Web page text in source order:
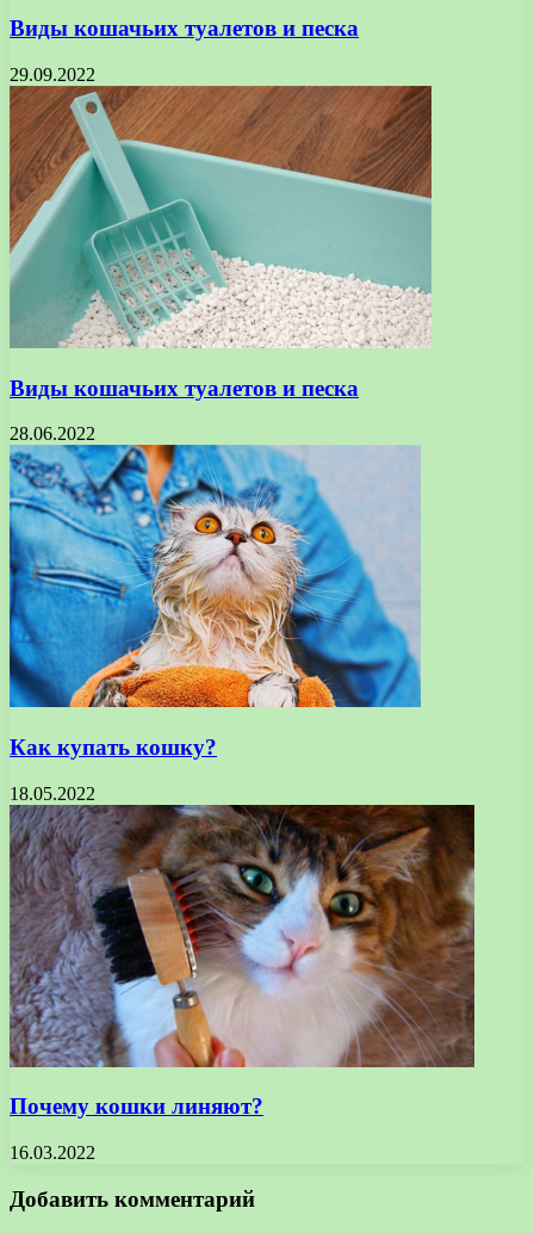
Виды кошачьих туалетов и песка
29.09.2022
Виды кошачьих туалетов и песка
28.06.2022
Как купать кошку?
18.05.2022
Почему кошки линяют?
16.03.2022
Добавить комментарий